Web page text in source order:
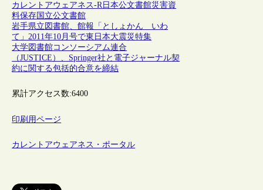
カレントアウェアネス-R日本公文書館災害資
料保存国立公文書館
岩手県立図書館、館報「としょかん いわ
て」2011年10月号で東日本大震災特集
大学図書館コンソーシアム連合
（JUSTICE）、Springer社と電子ジャーナル契
約に関する包括的合意を締結
累計アクセス数:6400
印刷用ページ
カレントアウェアネス・ポータル